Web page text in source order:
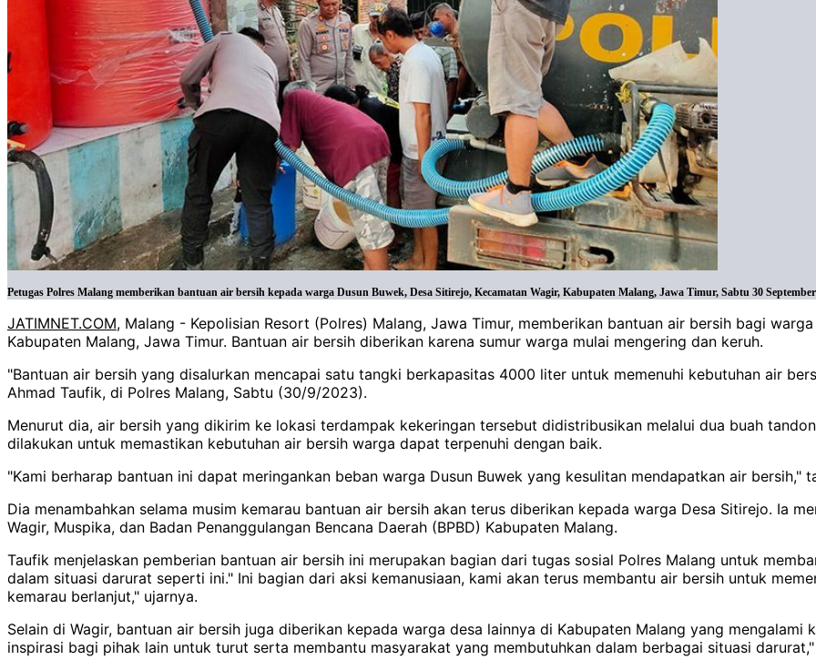
Petugas Polres Malang memberikan bantuan air bersih kepada warga Dusun Buwek, Desa Sitirejo, Kecamatan Wagir, Kabupaten Malang, Jawa Timur, Sabtu 30
JATIMNET.COM, Malang - Kepolisian Resort (Polres) Malang, Jawa Timur, memberikan bantuan air bersih bagi
Kabupaten Malang, Jawa Timur. Bantuan air bersih diberikan karena sumur warga mulai mengering dan keruh.
"Bantuan air bersih yang disalurkan mencapai satu tangki berkapasitas 4000 liter untuk memenuhi kebutuhan air
Ahmad Taufik, di Polres Malang, Sabtu (30/9/2023).
Menurut dia, air bersih yang dikirim ke lokasi terdampak kekeringan tersebut didistribusikan melalui dua buah
dilakukan untuk memastikan kebutuhan air bersih warga dapat terpenuhi dengan baik.
"Kami berharap bantuan ini dapat meringankan beban warga Dusun Buwek yang kesulitan mendapatkan air bersih,"
Dia menambahkan selama musim kemarau bantuan air bersih akan terus diberikan kepada warga Desa Sitirejo. Ia
Wagir, Muspika, dan Badan Penanggulangan Bencana Daerah (BPBD) Kabupaten Malang.
Taufik menjelaskan pemberian bantuan air bersih ini merupakan bagian dari tugas sosial Polres Malang untuk
dalam situasi darurat seperti ini." Ini bagian dari aksi kemanusiaan, kami akan terus membantu air bersih untuk
kemarau berlanjut," ujarnya.
Selain di Wagir, bantuan air bersih juga diberikan kepada warga desa lainnya di Kabupaten Malang yang mengalami
inspirasi bagi pihak lain untuk turut serta membantu masyarakat yang membutuhkan dalam berbagai situasi